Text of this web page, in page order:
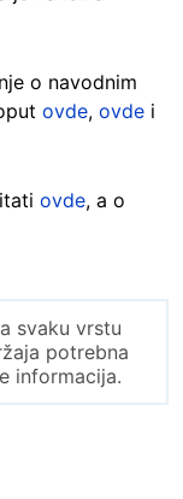
o navodnim
ovde, ovde i
ovde, a o
svaku vrstu
potrebna
informacija.